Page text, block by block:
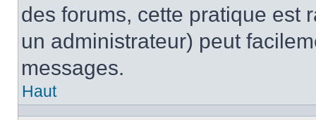
des forums, cette pratique est
un administrateur) peut
messages.
Haut